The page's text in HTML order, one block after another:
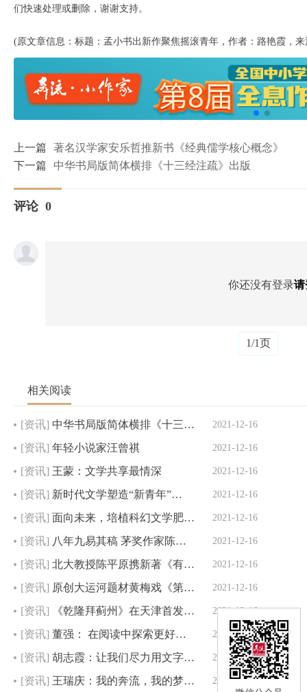
们快速处理或删除，谢谢支持。
(原文章信息：标题：孟小书出新作聚焦摇滚青年，作者：路艳霞，
上一篇
著名汉学家安乐哲推新书《经典儒学核心概念》
下一篇
中华书局版简体横排《十三经注疏》出版
评论 0
你还没有登录请
1/1页
相关阅读
[资讯] 中华书局版简体横排《十三… 2021-12-16
[资讯] 年轻小说家汪曾祺 2021-12-16
[资讯] 王蒙：文学共享最情深 2021-12-16
[资讯] 新时代文学塑造“新青年”… 2021-12-16
[资讯] 面向未来，培植科幻文学肥… 2021-12-16
[资讯] 八年九易其稿 茅奖作家陈… 2021-12-16
[资讯] 北大教授陈平原携新著《有… 2021-12-16
[资讯] 原创大运河题材黄梅戏《第… 2021-12-16
[资讯] 《乾隆拜蓟州》在天津首发… 2021-12-16
[资讯] 董强： 在阅读中探索更好… 2021-12-16
[资讯] 胡志霞：让我们尽力用文字… 2021-12-16
[资讯] 王瑞庆：我的奔流，我的梦…
2021-12-16